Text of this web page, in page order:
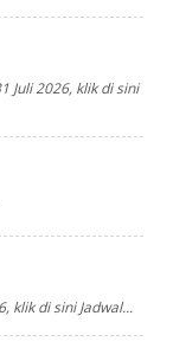
Juli 2026, klik di sini
klik di sini Jadwal...